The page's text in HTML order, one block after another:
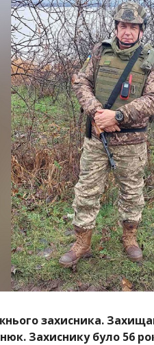
захисника.
Захиснику було 56